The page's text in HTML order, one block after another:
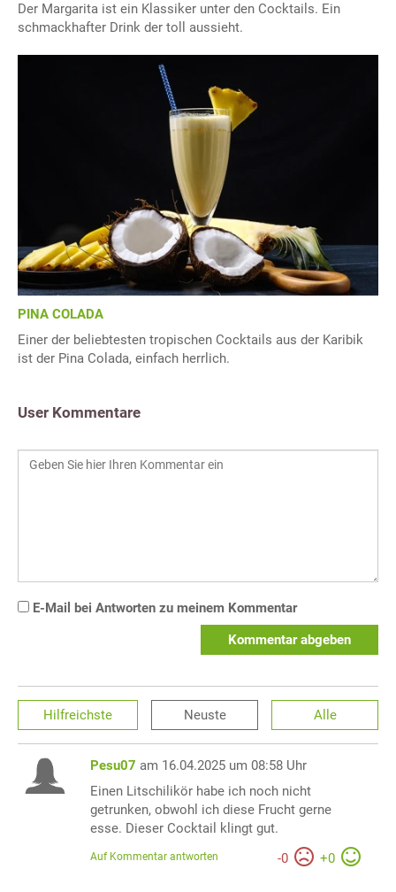
Der Margarita ist ein Klassiker unter den Cocktails. Ein
schmackhafter Drink der toll aussieht.
PINA COLADA
Einer der beliebtesten tropischen Cocktails aus der Karibik
ist der Pina Colada, einfach herrlich.
User Kommentare
E-Mail bei Antworten zu meinem Kommentar
Kommentar abgeben
Hilfreichste Neuste Alle
Pesu07 am 16.04.2025 um 08:58 Uhr
Einen Litschilikör habe ich noch nicht
getrunken, obwohl ich diese Frucht gerne
esse. Dieser Cocktail klingt gut.
-0 +0
Auf Kommentar antworten